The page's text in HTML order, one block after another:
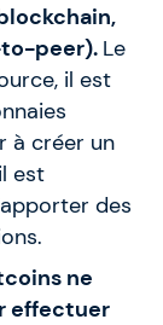
to-peer). Le
il est
à créer un
est
des
ne
effectuer